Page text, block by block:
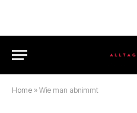
Home » Wie man abnimmt